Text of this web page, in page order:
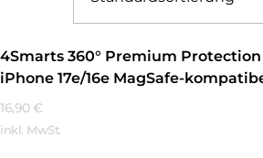
4Smarts 360° Premium
iPhone 17e/16e MagSafe-
16,90 €
inkl. MwSt.